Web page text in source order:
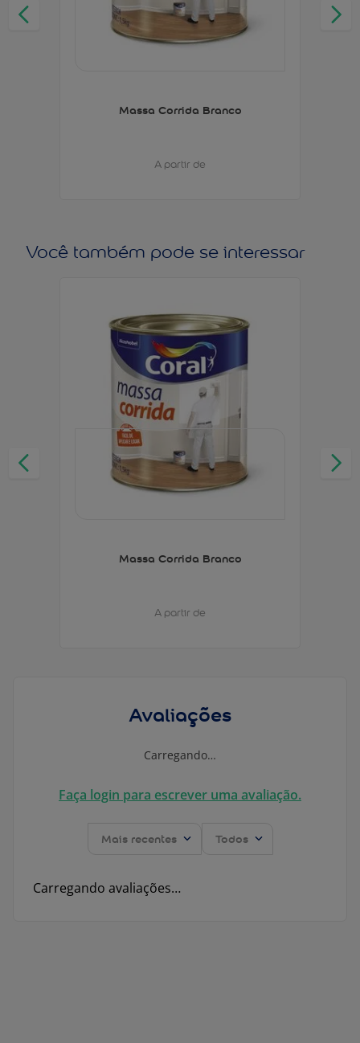
Massa Corrida Branco
A partir de
Você também pode se interessar
Massa Corrida Branco
A partir de
Avaliações
Carregando…
Faça login para escrever uma avaliação.
Mais recentes Todos
Carregando avaliações…